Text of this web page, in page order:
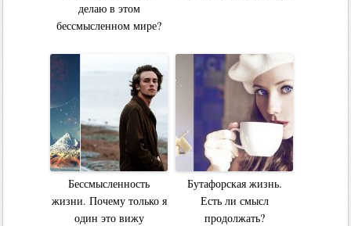
делаю в этом
бессмысленном мире?
Бессмысленность
жизни. Почему только я
один это вижу
Бутафорская жизнь.
Есть ли смысл
продолжать?